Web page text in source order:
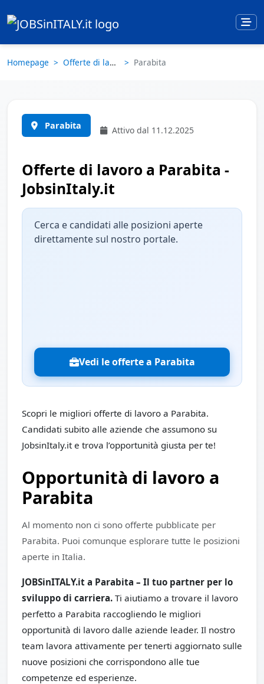
Homepage Offerte di lavoro Parabita
Parabita Attivo dal 11.12.2025
Offerte di lavoro a Parabita -
JobsinItaly.it
Cerca e candidati alle posizioni aperte
direttamente sul nostro portale.
Vedi le offerte a Parabita
Scopri le migliori offerte di lavoro a Parabita.
Candidati subito alle aziende che assumono su
JobsinItaly.it e trova l’opportunità giusta per te!
Opportunità di lavoro a
Parabita
Al momento non ci sono offerte pubblicate per
Parabita. Puoi comunque esplorare tutte le posizioni
aperte in Italia.
JOBSinITALY.it a Parabita – Il tuo partner per lo
sviluppo di carriera. Ti aiutiamo a trovare il lavoro
perfetto a Parabita raccogliendo le migliori
opportunità di lavoro dalle aziende leader. Il nostro
team lavora attivamente per tenerti aggiornato sulle
nuove posizioni che corrispondono alle tue
competenze ed esperienze.